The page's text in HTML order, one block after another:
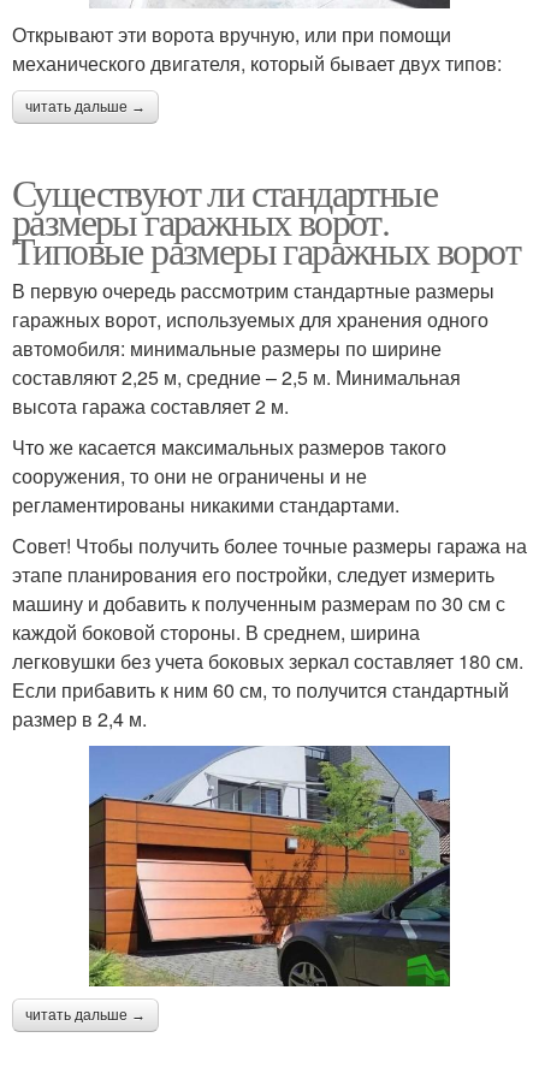
Открывают эти ворота вручную, или при помощи
механического двигателя, который бывает двух типов:
читать дальше →
Существуют ли стандартные
размеры гаражных ворот.
Типовые размеры гаражных ворот
В первую очередь рассмотрим стандартные размеры
гаражных ворот, используемых для хранения одного
автомобиля: минимальные размеры по ширине
составляют 2,25 м, средние – 2,5 м. Минимальная
высота гаража составляет 2 м.
Что же касается максимальных размеров такого
сооружения, то они не ограничены и не
регламентированы никакими стандартами.
Совет! Чтобы получить более точные размеры гаража на
этапе планирования его постройки, следует измерить
машину и добавить к полученным размерам по 30 см с
каждой боковой стороны. В среднем, ширина
легковушки без учета боковых зеркал составляет 180 см.
Если прибавить к ним 60 см, то получится стандартный
размер в 2,4 м.
читать дальше →